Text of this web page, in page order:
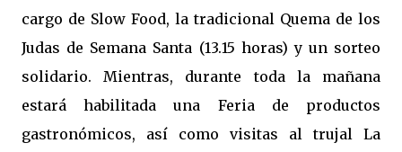
cargo de Slow Food, la tradicional Quema de los
Judas de Semana Santa (13.15 horas) y un sorteo
solidario. Mientras, durante toda la mañana
estará habilitada una Feria de productos
gastronómicos, así como visitas al trujal La